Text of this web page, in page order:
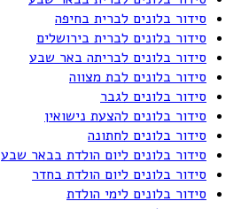
סידור בלונים לברית בחיפה
סידור בלונים לברית בירושלים
סידור בלונים לבריתה באר שבע
סידור בלונים לבת מצווה
סידור בלונים לגבר
סידור בלונים להצעת נישואין
סידור בלונים לחתונה
סידור בלונים ליום הולדת בבאר שבע
סידור בלונים ליום הולדת בחדר
סידור בלונים לימי הולדת